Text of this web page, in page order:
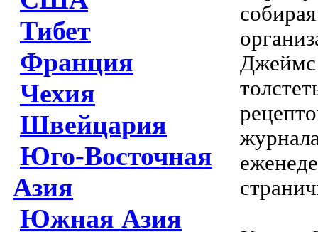
Тибет
Франция
Чехия
Швейцария
Юго-Восточная
Азия
Южная Азия
Джеймс